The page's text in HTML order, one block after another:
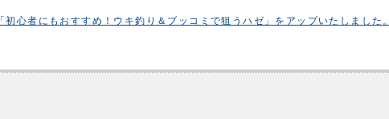
「初心者にもおすすめ！ウキ釣り＆ブッコミで狙うハゼ」をアップいたしました。